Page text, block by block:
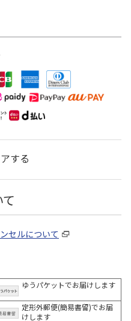
する
セルについて
ゆうパケットでお届けします
定形外郵便(簡易書留)でお届
けします